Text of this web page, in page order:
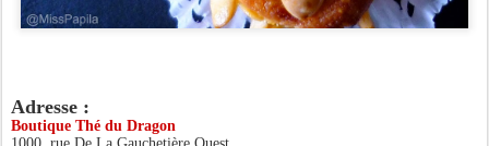
Adresse :
Boutique Thé du Dragon